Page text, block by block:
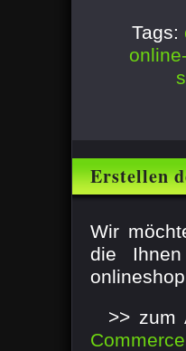
Tags:
Erstellen
Wir
die
>> zum